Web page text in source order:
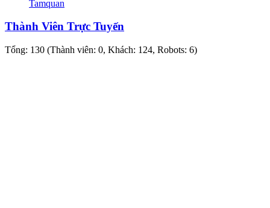
Tamquan
Thành Viên Trực Tuyến
Tổng: 130 (Thành viên: 0, Khách: 124, Robots: 6)